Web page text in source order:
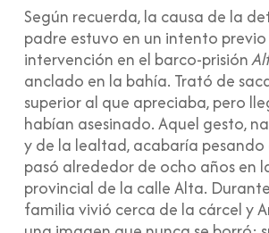
Según recuerda, la causa de la
padre estuvo en un intento
intervención en el barco-prisión
anclado en la bahía. Trató de
superior al que apreciaba, pero
habían asesinado. Aquel gesto,
y de la lealtad, acabaría pesando
pasó alrededor de ocho años en
provincial de la calle Alta.
familia vivió cerca de la cárcel y